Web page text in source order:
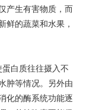
产生有害物质，而
鲜的蔬菜和水果，
白质往往摄入不
肿等情况。另外由
化的酶系统功能逐